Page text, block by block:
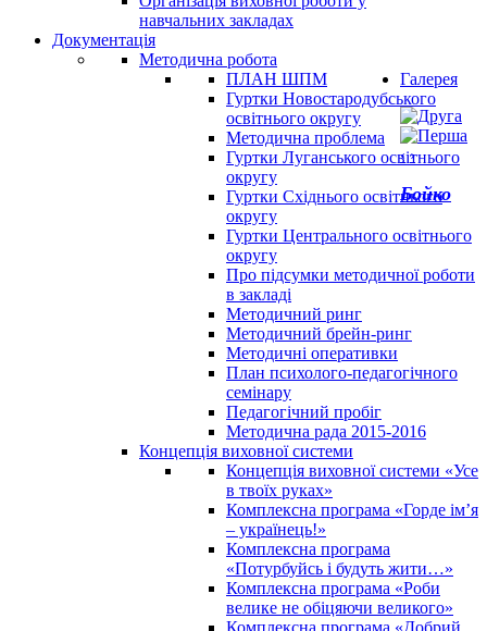
навчальних закладах
Документація
Методична робота
ПЛАН ШПМ
Гуртки Новостародубського
освітнього округу
Методична проблема
Гуртки Луганського освітнього
округу
Гуртки Східнього освітнього
округу
Гуртки Центрального освітнього
округу
Про підсумки методичної роботи
в закладі
Методичний ринг
Методичний брейн-ринг
Методичні оперативки
План психолого-педагогічного
семінару
Педагогічний пробіг
Методична рада 2015-2016
Концепція виховної системи
Концепція виховної системи «Усе
в твоїх руках»
Комплексна програма «Горде ім’я
– українець!»
Комплексна програма
«Потурбуйсь і будуть жити…»
Комплексна програма «Роби
велике не обіцяючи великого»
Комплексна програма «Добрий
Галерея
‹ ›
Бойко